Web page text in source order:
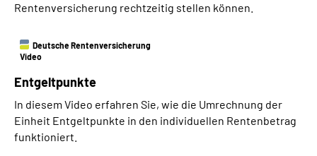
Rentenversicherung rechtzeitig stellen können.
Deutsche Rentenversicherung
Video
Entgeltpunkte
In diesem Video erfahren Sie, wie die Umrechnung der
Einheit Entgeltpunkte in den individuellen Rentenbetrag
funktioniert.